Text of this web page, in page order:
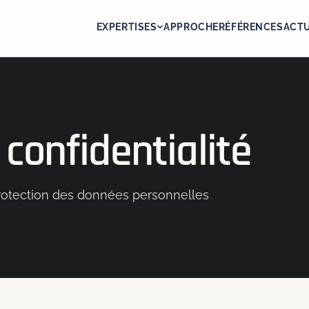
EXPERTISES APPROCHE RÉFÉRENCES
des données personnelles